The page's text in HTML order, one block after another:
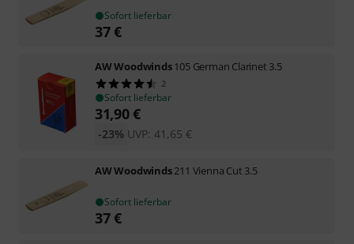
Sofort lieferbar
37€
AW Woodwinds105 German Clarinet 3.5
2
Sofort lieferbar
31,90€
UVP: 41,65 €
-23%
AW Woodwinds211 Vienna Cut 3.5
Sofort lieferbar
37€